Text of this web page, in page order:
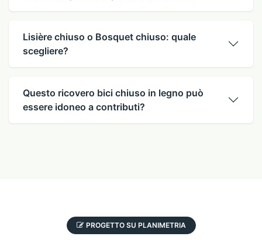
Lisière chiuso o Bosquet chiuso: quale
scegliere?
Questo ricovero bici chiuso in legno può
essere idoneo a contributi?
PROGETTO SU PLANIMETRIA